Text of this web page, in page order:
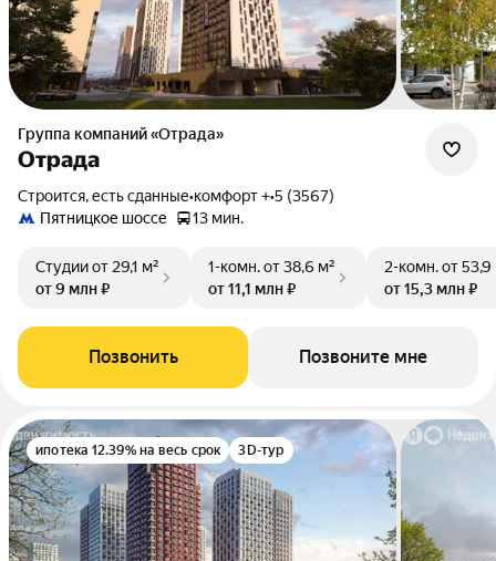
Группа компаний «Отрада»
Отрада
Строится, есть сданные•комфорт +•5 (3567)
Пятницкое шоссе
13 мин.
Студииот 29,1 м²
от 9 млн ₽
1-комн.от 38,6 м²
от 11,1 млн ₽
2-комн.от 53,9
от 15,3 млн ₽
Позвонить Позвоните мне
ипотека 12.39% на весь срок 3D-тур